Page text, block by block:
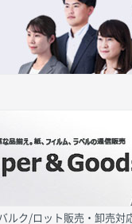
ルク/ロット販売・卸売対